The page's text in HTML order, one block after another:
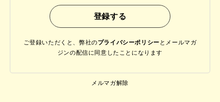
ご登録いただくと、弊社のプライバシーポリシー と メールマガ
ジンの配信に同意したことになります
メルマガ解除